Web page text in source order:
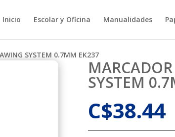
Inicio Escolar y Oficina Manualidades
SYSTEM 0.7MM EK237
SYSTEM
C$38.44